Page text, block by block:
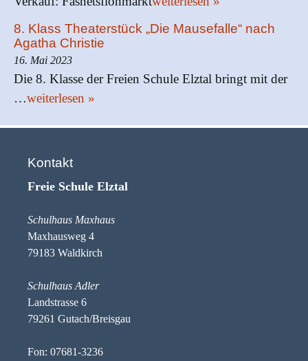
8. Klass Theaterstück „Die Mausefalle“ nach
Agatha Christie
16. Mai 2023
Die 8. Klasse der Freien Schule Elztal bringt mit der
…weiterlesen »
Kontakt
Freie Schule Elztal
Schulhaus Maxhaus
Maxhausweg 4
79183 Waldkirch
Schulhaus Adler
Landstrasse 6
79261 Gutach/Breisgau
Fon: 07681-3236